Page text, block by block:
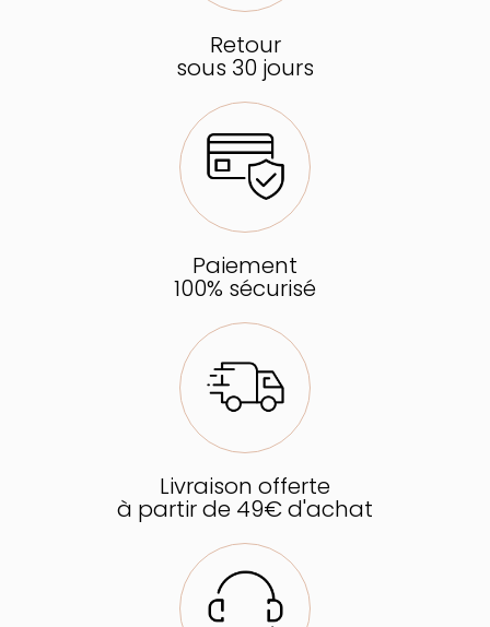
Retour
sous 30 jours
Paiement
100% sécurisé
Livraison offerte
à partir de 49€ d'achat